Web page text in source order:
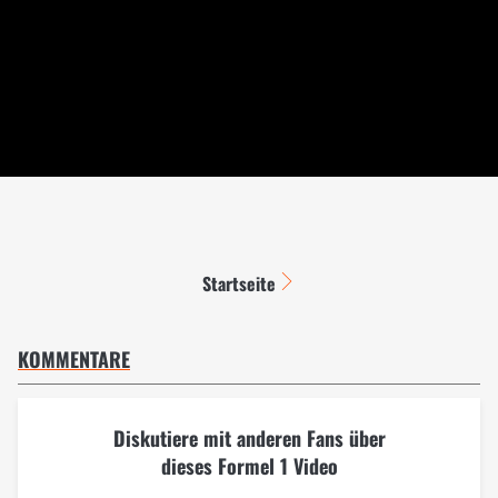
Startseite
KOMMENTARE
Diskutiere mit anderen Fans über
dieses Formel 1 Video